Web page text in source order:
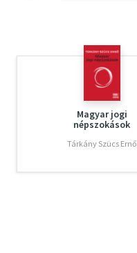
Magyar jogi
népszokások
Tárkány Szücs Ernő